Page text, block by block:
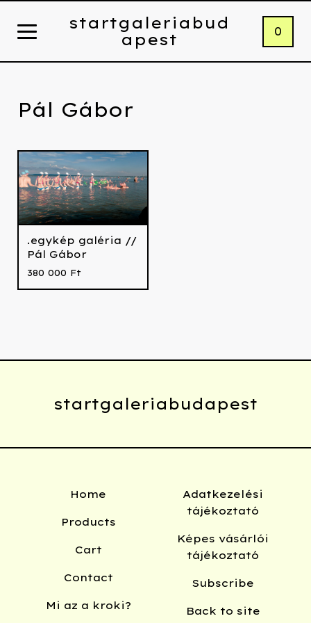
startgaleriabud
apest
0
Pál Gábor
.egykép galéria //
Pál Gábor
380 000 Ft
startgaleriabudapest
Home
Products
Cart
Contact
Mi az a kroki?
Adatkezelési
tájékoztató
Képes vásárlói
tájékoztató
Subscribe
Back to site